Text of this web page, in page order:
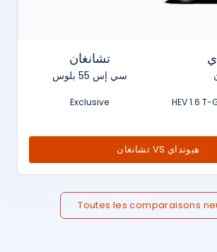
تشانغان
سي إس 55 بلوس
Exclusive HEV 1.6
تشانغان VS هيونداي
Toutes les comparaisons